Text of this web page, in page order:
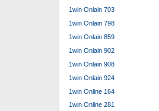
1win Onlain 703
1win Onlain 798
1win Onlain 859
1win Onlain 902
1win Onlain 908
1win Onlain 924
1win Online 164
1win Online 281